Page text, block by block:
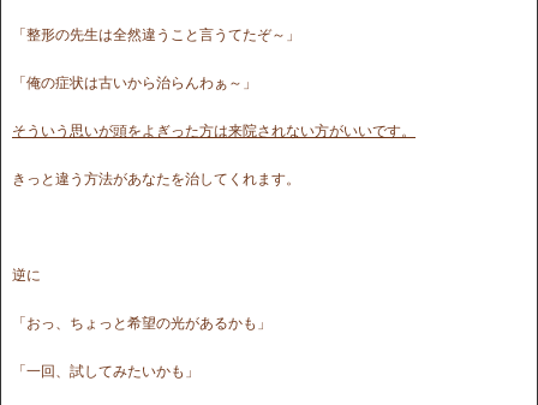
「整形の先生は全然違うこと言うてたぞ～」
「俺の症状は古いから治らんわぁ～」
そういう思いが頭をよぎった方は来院されない方がいいです。
きっと違う方法があなたを治してくれます。
逆に
「おっ、ちょっと希望の光があるかも」
「一回、試してみたいかも」